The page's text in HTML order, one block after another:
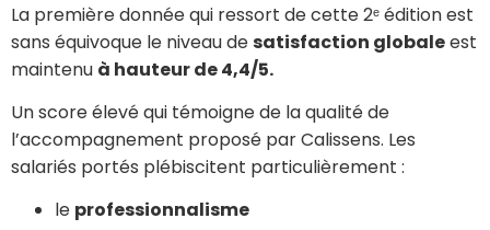
La première donnée qui ressort de cette 2ᵉ édition est
sans équivoque le niveau desatisfaction globaleest
maintenu à hauteur de 4,4/5.
Un score élevé qui témoigne de la qualité de
l’accompagnement proposé par Calissens. Les
salariés portés plébiscitent particulièrement :
le professionnalisme